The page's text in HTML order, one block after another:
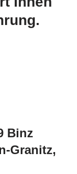
Binz
Granitz,